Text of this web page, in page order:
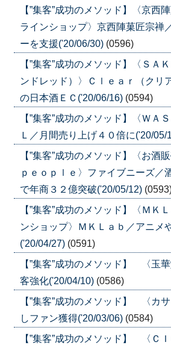
【”集客”成功のメソッド】〈京西
ラインショップ〉京西陣菓匠宗禅
ーを支援('20/06/30) (0596)
【”集客”成功のメソッド】〈ＳＡ
ンドレッド）〉Ｃｌｅａｒ（クリ
の日本酒ＥＣ('20/06/16) (0594)
【”集客”成功のメソッド】〈ＷＡ
Ｌ／月間売り上げ４０倍に('20/05/
【”集客”成功のメソッド】〈お酒
ｐｅｏｐｌｅ〉ファイブニーズ／
で年商３２億突破('20/05/12)
【”集客”成功のメソッド】〈ＭＫ
ンショップ〉ＭＫＬａｂ／アニメ
('20/04/27) (0591)
【”集客”成功のメソッド】 〈玉
客強化('20/04/10) (0586)
【”集客”成功のメソッド】 〈カ
しファン獲得('20/03/06) (0584)
【”集客”成功のメソッド】 〈Ｃ